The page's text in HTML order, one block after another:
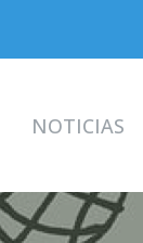
NOTICIAS